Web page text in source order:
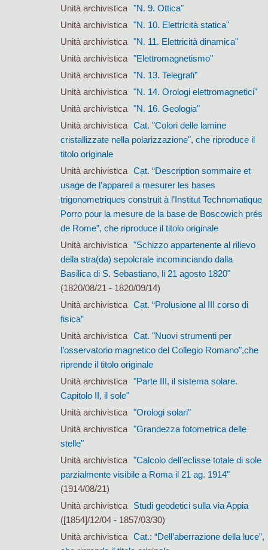
Unità archivistica "N. 9. Ottica"
Unità archivistica "N. 10. Elettricità statica"
Unità archivistica "N. 11. Elettricità dinamica"
Unità archivistica "Elettromagnetismo"
Unità archivistica "N. 13. Telegrafi"
Unità archivistica "N. 14. Orologi elettromagnetici"
Unità archivistica "N. 16. Geologia"
Unità archivistica Cat. "Colori delle lamine
cristallizzate nella polarizzazione", che riproduce il
titolo originale
Unità archivistica Cat. “Description sommaire et
usage de l’appareil a mesurer les bases
trigonometriques construit à l’Institut Technomatique
Porro pour la mesure de la base de Boscowich prés
de Rome”, che riproduce il titolo originale
Unità archivistica "Schizzo appartenente al rilievo
della stra(da) sepolcrale incominciando dalla
Basilica di S. Sebastiano, li 21 agosto 1820"
(1820/08/21 - 1820/09/14)
Unità archivistica Cat. “Prolusione al III corso di
fisica”
Unità archivistica Cat. "Nuovi strumenti per
l’osservatorio magnetico del Collegio Romano",che
riprende il titolo originale
Unità archivistica "Parte III, il sistema solare.
Capitolo II, il sole"
Unità archivistica "Orologi solari"
Unità archivistica "Grandezza fotometrica delle
stelle"
Unità archivistica "Calcolo dell’eclisse totale di sole
parzialmente visibile a Roma il 21 ag. 1914"
(1914/08/21)
Unità archivistica
Studi geodetici sulla via Appia
([1854]/12/04 - 1857/03/30)
Unità archivistica Cat.: “Dell’aberrazione della luce”,